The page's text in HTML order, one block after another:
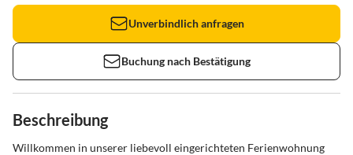
Unverbindlich anfragen
Buchung nach Bestätigung
Beschreibung
Willkommen in unserer liebevoll eingerichteten Ferienwohnung